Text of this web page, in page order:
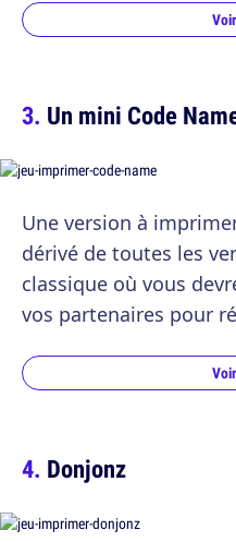
Un mini Code
Une version à
dérivé de toutes les
classique où vous
vos partenaires pour
Donjonz